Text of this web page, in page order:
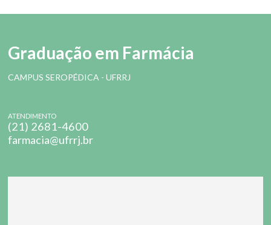
Graduação em Farmácia
CAMPUS SEROPÉDICA - UFRRJ
ATENDIMENTO
(21) 2681-4600
farmacia@ufrrj.br